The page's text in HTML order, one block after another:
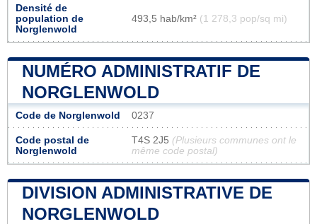
Densité de
population de
Norglenwold
493,5 hab/km² (1 278,3 pop/sq mi)
NUMÉRO ADMINISTRATIF DE
NORGLENWOLD
Code de Norglenwold 0237
Code postal de
Norglenwold
T4S 2J5 (Plusieurs communes ont le
même code postal)
DIVISION ADMINISTRATIVE DE
NORGLENWOLD